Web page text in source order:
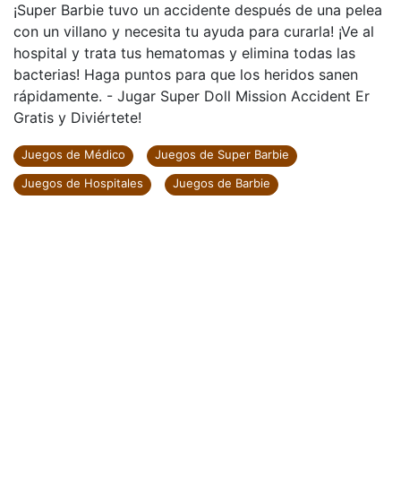
¡Super Barbie tuvo un accidente después de una pelea
con un villano y necesita tu ayuda para curarla! ¡Ve al
hospital y trata tus hematomas y elimina todas las
bacterias! Haga puntos para que los heridos sanen
rápidamente. - Jugar Super Doll Mission Accident Er
Gratis y Diviértete!
Juegos de Médico
Juegos de Super Barbie
Juegos de Hospitales
Juegos de Barbie